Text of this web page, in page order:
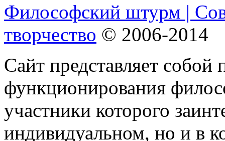
Философский штурм |
творчество © 2006-2014
Сайт представляет собой
функционирования
участники которого
индивидуальном, но и в